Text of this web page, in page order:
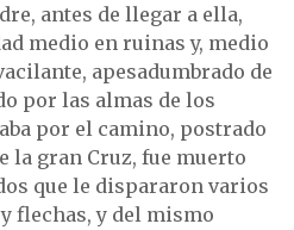
antes de llegar a ella,
medio en ruinas y, medio
apesadumbrado de
por las almas de los
por el camino, postrado
la gran Cruz, fue muerto
que le dispararon varios
flechas, y del mismo